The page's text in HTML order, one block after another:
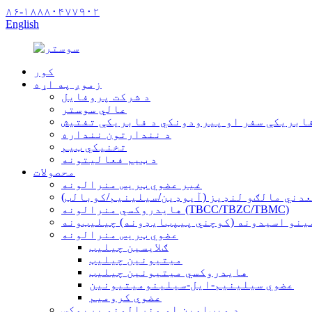
۸۶-۱۸۸۸۰۴۷۷۹۰۲
English
کور
زموږ په اړه
د شرکت پروفایل
عالي سوستر
سفر او پیرودونکي د فابریکې تفتیش
د نندارتون ننداره
تخنیکي ټیم
د ټیم فعالیتونه
محصولات
غیر عضوي ټریس منرالونه
مالګو لنډیز (آیوډین/سیلینیم/کوبالټ)
هایدروکسي منرالونه (TBCC/TBZC/TBMC)
اسیدونه (کوچني پیپټایډونه) چیلیټونه
عضوي ټریس منرالونه
ګلایسین چیلیټ
میتیونین چیلیټ
هایدروکسي میتیونین چیلیټ
عضوي سیلینیم-ایل-سیلینومیتیونین
عضوي کرومیم
د ویټامین او منرالونو پریمکس